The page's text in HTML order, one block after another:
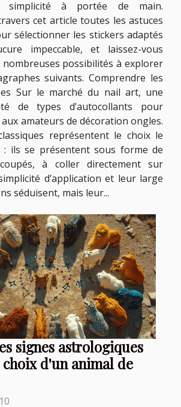
simplicité à portée de main.
cet article toutes les astuces
sélectionner les stickers adaptés
impeccable, et laissez-vous
possibilités à explorer
suivants. Comprendre les
Sur le marché du nail art, une
de types d’autocollants pour
amateurs de décoration ongles.
représentent le choix le
: ils se présentent sous forme de
à coller directement sur
d’application et leur large
séduisent, mais leur...
signes astrologiques
d'un animal de